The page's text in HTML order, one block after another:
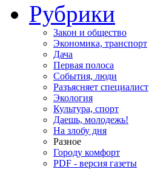
Рубрики
Закон и общество
Экономика, транспорт
Дача
Первая полоса
События, люди
Разъясняет специалист
Экология
Культура, спорт
Даешь, молодежь!
На злобу дня
Разное
Городу комфорт
PDF - версия газеты